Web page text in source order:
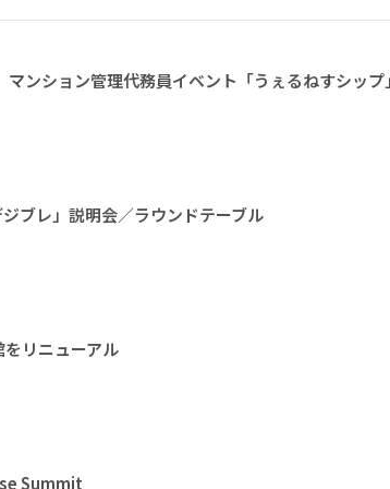
ンション管理代務員イベント「うぇるねすシップ
ブレ」説明会／ラウンドテーブル
リニューアル
Summit